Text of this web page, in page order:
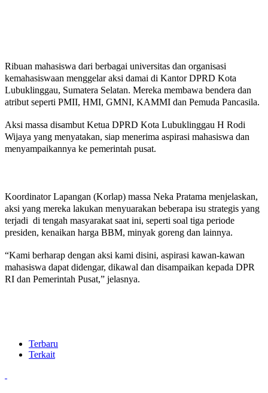
Ribuan mahasiswa dari berbagai universitas dan organisasi
kemahasiswaan menggelar aksi damai di Kantor DPRD Kota
Lubuklinggau, Sumatera Selatan. Mereka membawa bendera dan
atribut seperti PMII, HMI, GMNI, KAMMI dan Pemuda Pancasila.
Aksi massa disambut Ketua DPRD Kota Lubuklinggau H Rodi
Wijaya yang menyatakan, siap menerima aspirasi mahasiswa dan
menyampaikannya ke pemerintah pusat.
Koordinator Lapangan (Korlap) massa Neka Pratama menjelaskan,
aksi yang mereka lakukan menyuarakan beberapa isu strategis yang
terjadi di tengah masyarakat saat ini, seperti soal tiga periode
presiden, kenaikan harga BBM, minyak goreng dan lainnya.
“Kami berharap dengan aksi kami disini, aspirasi kawan-kawan
mahasiswa dapat didengar, dikawal dan disampaikan kepada DPR
RI dan Pemerintah Pusat,” jelasnya.
Terbaru
Terkait